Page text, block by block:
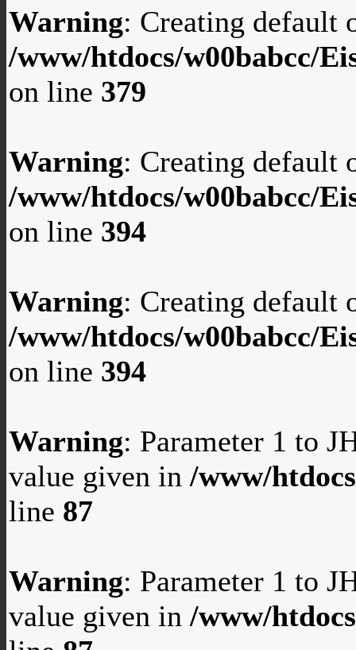
Warning: Creating default
/www/htdocs/w00babcc/
on line 379
Warning: Creating default
/www/htdocs/w00babcc/
on line 394
Warning: Creating default
/www/htdocs/w00babcc/
on line 394
Warning: Parameter 1 to
value given in /www/
line 87
Warning: Parameter 1 to
value given in /www/